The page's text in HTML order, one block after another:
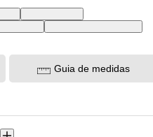
BRS USA | P BR
| PP BRXXL USA | EGG BR
Guia de medidas